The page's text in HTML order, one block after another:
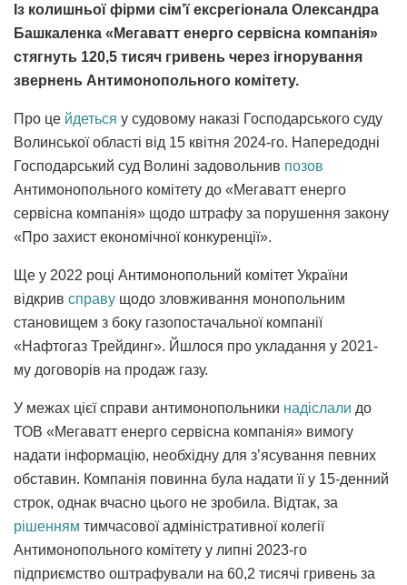
Із колишньої фірми сім’ї ексрегіонала Олександра
Башкаленка «Мегаватт енерго сервісна компанія»
стягнуть 120,5 тисяч гривень через ігнорування
звернень Антимонопольного комітету.
Про це йдеться у судовому наказі Господарського суду
Волинської області від 15 квітня 2024-го. Напередодні
Господарський суд Волині задовольнив позов
Антимонопольного комітету до «Мегаватт енерго
сервісна компанія» щодо штрафу за порушення закону
«Про захист економічної конкуренції».
Ще у 2022 році Антимонопольний комітет України
відкрив справу щодо зловживання монопольним
становищем з боку газопостачальної компанії
«Нафтогаз Трейдинг». Йшлося про укладання у 2021-
му договорів на продаж газу.
У межах цієї справи антимонопольники надіслали до
ТОВ «Мегаватт енерго сервісна компанія» вимогу
надати інформацію, необхідну для з’ясування певних
обставин. Компанія повинна була надати її у 15-денний
строк, однак вчасно цього не зробила. Відтак, за
рішенням тимчасової адміністративної колегії
Антимонопольного комітету у липні 2023-го
підприємство оштрафували на 60,2 тисячі гривень за